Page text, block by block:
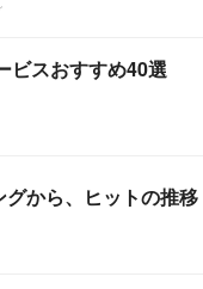
ビスおすすめ40選
から、ヒットの推移